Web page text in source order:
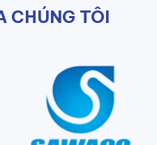
CHÚNG TÔI